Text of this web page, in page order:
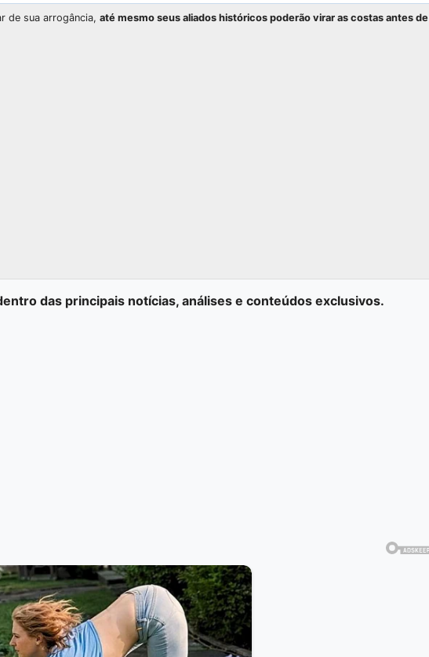
de sua arrogância, até mesmo seus aliados históricos poderão virar as costas antes de
das principais notícias, análises e conteúdos exclusivos.